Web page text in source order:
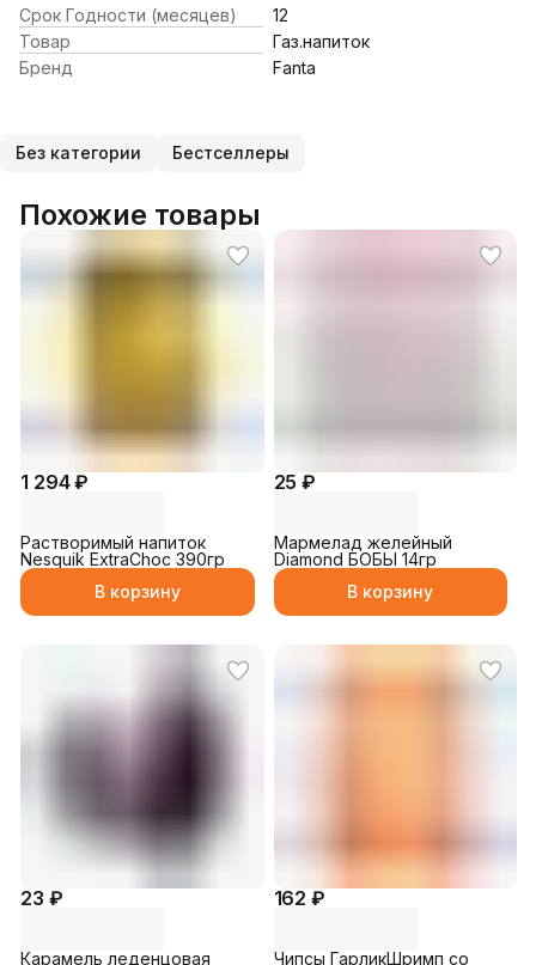
Срок Годности (месяцев)
12
Товар
Газ.напиток
Бренд
Fanta
Без категории Бестселлеры
Похожие товары
1 294 ₽
Растворимый напиток
Nesquik ExtraChoc 390гр
В корзину
25 ₽
Мармелад желейный
Diamond БОБЫ 14гр
В корзину
23 ₽
Карамель леденцовая
162 ₽
Чипсы ГарликШримп со